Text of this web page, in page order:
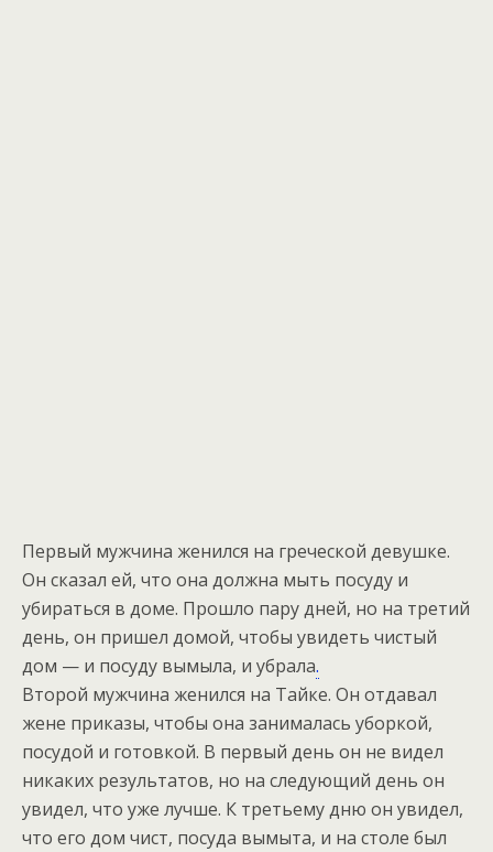
Первый мужчина женился на греческой девушке.
Он сказал ей, что она должна мыть посуду и
убираться в доме. Прошло пару дней, но на третий
день, он пришел домой, чтобы увидеть чистый
дом — и посуду вымыла, и убрала.
Второй мужчина женился на Тайке. Он отдавал
жене приказы, чтобы она занималась уборкой,
посудой и готовкой. В первый день он не видел
никаких результатов, но на следующий день он
увидел, что уже лучше. К третьему дню он увидел,
что его дом чист, посуда вымыта, и на столе был